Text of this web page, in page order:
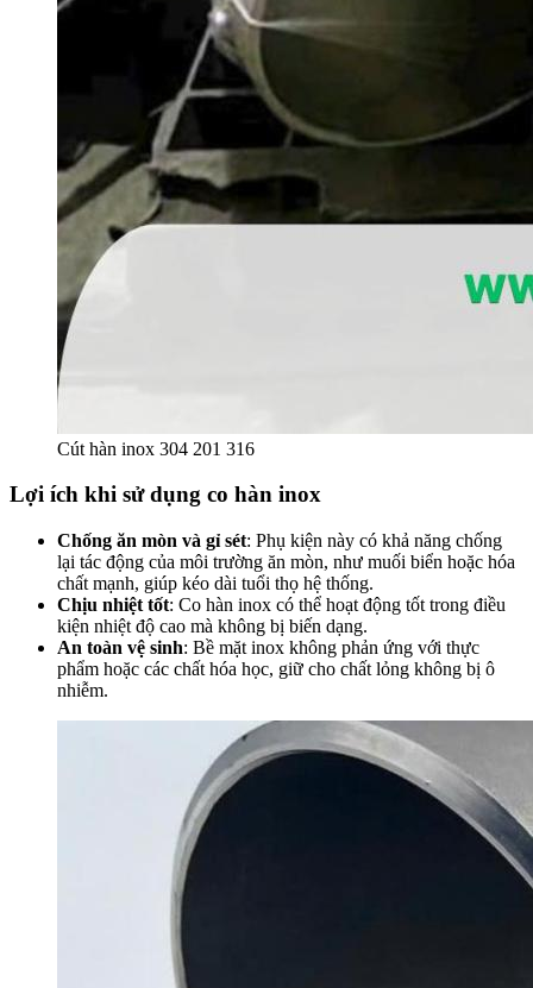
Cút hàn inox 304 201 316
Lợi ích khi sử dụng co hàn inox
Chống ăn mòn và gỉ sét: Phụ kiện này có khả năng chống
lại tác động của môi trường ăn mòn, như muối biển hoặc hóa
chất mạnh, giúp kéo dài tuổi thọ hệ thống.
Chịu nhiệt tốt: Co hàn inox có thể hoạt động tốt trong điều
kiện nhiệt độ cao mà không bị biến dạng.
An toàn vệ sinh: Bề mặt inox không phản ứng với thực
phẩm hoặc các chất hóa học, giữ cho chất lỏng không bị ô
nhiễm.